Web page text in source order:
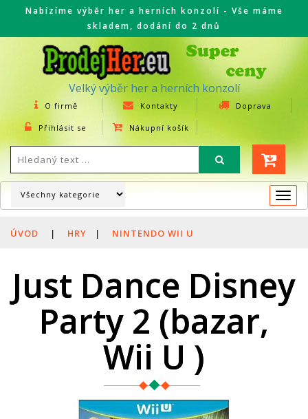
Nabízíme výběr her a herních konzolí - Vše máme
skladem, dodání do 2 dnů
Velký výběr her a herních konzolí
O firmě Kontakty Doprava
Přihlásit se Nákupní košík
ÚVOD | HRY | NINTENDO WII U
Just Dance Disney
Party 2 (bazar,
Wii U )